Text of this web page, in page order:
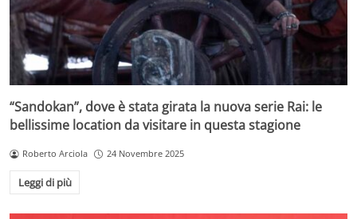
“Sandokan”, dove è stata girata la nuova serie Rai: le
bellissime location da visitare in questa stagione
Roberto Arciola 24 Novembre 2025
Leggi di più